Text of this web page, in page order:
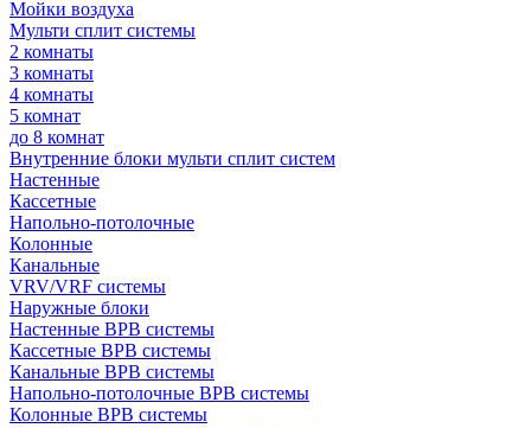
Мойки воздуха
Мульти сплит системы
2 комнаты
3 комнаты
4 комнаты
5 комнат
до 8 комнат
Внутренние блоки мульти сплит систем
Настенные
Кассетные
Напольно-потолочные
Колонные
Канальные
VRV/VRF системы
Наружные блоки
Настенные ВРВ системы
Кассетные ВРВ системы
Канальные ВРВ системы
Напольно-потолочные ВРВ системы
Колонные ВРВ системы